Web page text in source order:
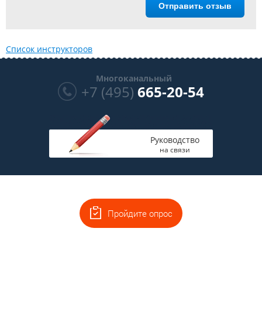
Отправить отзыв
Список инструкторов
Многоканальный
+7 (495) 665-20-54
Руководство
на связи
Пройдите опрос